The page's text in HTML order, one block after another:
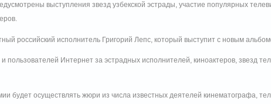
выступления звезд узбекской эстрады, участие популярных
российский исполнитель Григорий Лепс, который выступит с новым
пользователей Интернет за эстрадных исполнителей, киноактеров, звезд
будет осуществлять жюри из числа известных деятелей кинематографа,